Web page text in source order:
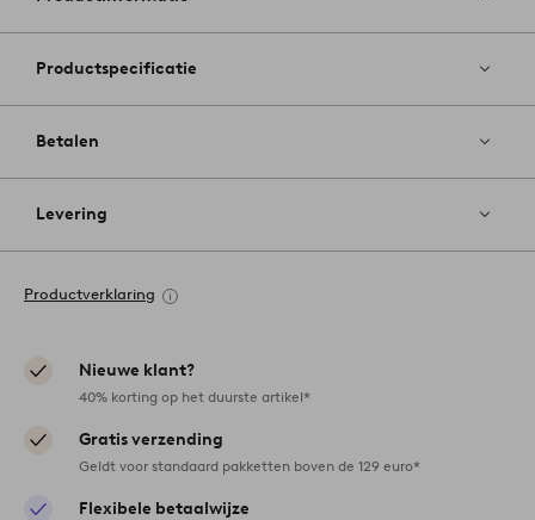
Productspecificatie
Betalen
Levering
Productverklaring
Nieuwe klant?
40% korting op het duurste artikel*
Gratis verzending
Geldt voor standaard pakketten boven de 129 euro*
Flexibele betaalwijze